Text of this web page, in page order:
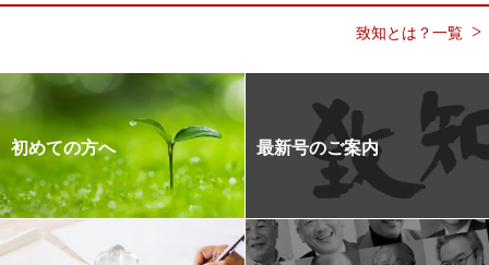
致知とは？一覧
初めての方へ 最新号のご案内